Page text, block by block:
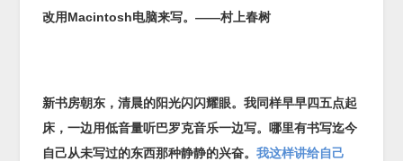
改用Macintosh电脑来写。——村上春树
新书房朝东，清晨的阳光闪闪耀眼。我同样早早四五点起
床，一边用低音量听巴罗克音乐一边写。哪里有书写迄今
自己从未写过的东西那种静静的兴奋。我这样讲给自己